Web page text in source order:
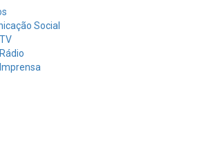
Social
TV
Rádio
Imprensa